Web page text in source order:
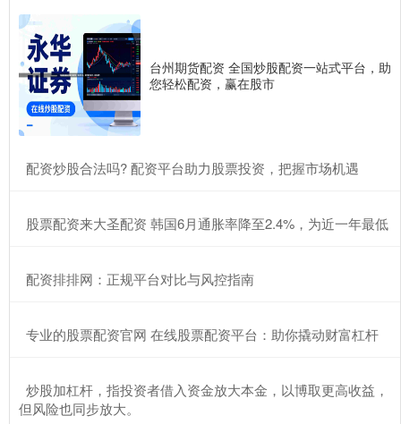
台州期货配资 全国炒股配资一站式平台，助
您轻松配资，赢在股市
​配资炒股合法吗? 配资平台助力股票投资，把握市场机遇
​股票配资来大圣配资 韩国6月通胀率降至2.4%，为近一年最低
​配资排排网：正规平台对比与风控指南
​专业的股票配资官网 在线股票配资平台：助你撬动财富杠杆
​炒股加杠杆，指投资者借入资金放大本金，以博取更高收益，
但风险也同步放大。